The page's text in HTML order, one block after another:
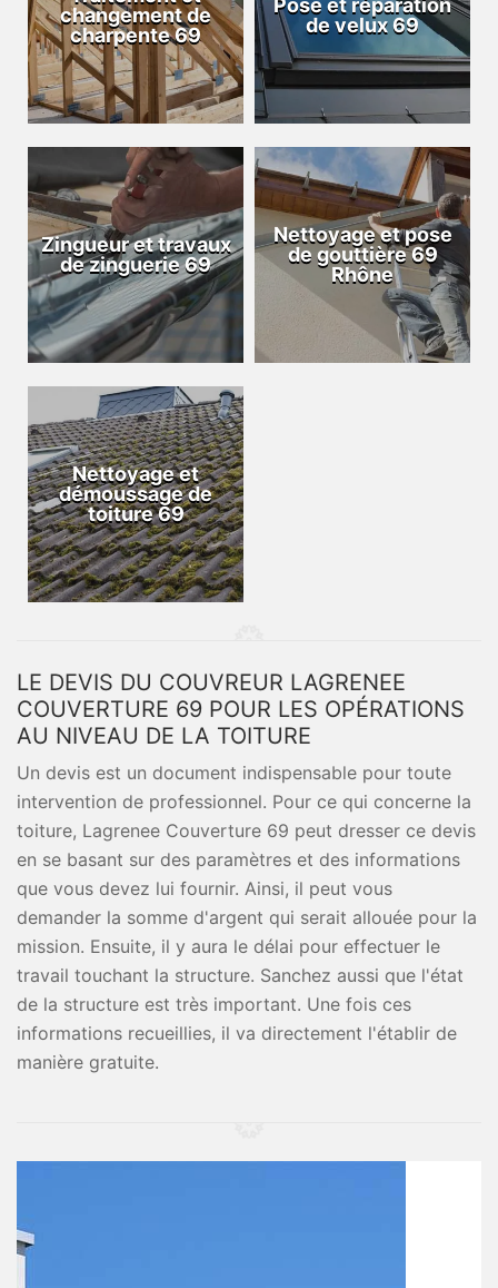
changement de
charpente 69
Pose et réparation
de velux 69
Zingueur et travaux
de zinguerie 69
Nettoyage et pose
de gouttière 69
Rhône
Nettoyage et
démoussage de
toiture 69
LE DEVIS DU COUVREUR LAGRENEE
COUVERTURE 69 POUR LES OPÉRATIONS
AU NIVEAU DE LA TOITURE
Un devis est un document indispensable pour toute
intervention de professionnel. Pour ce qui concerne la
toiture, Lagrenee Couverture 69 peut dresser ce devis
en se basant sur des paramètres et des informations
que vous devez lui fournir. Ainsi, il peut vous
demander la somme d'argent qui serait allouée pour la
mission. Ensuite, il y aura le délai pour effectuer le
travail touchant la structure. Sanchez aussi que l'état
de la structure est très important. Une fois ces
informations recueillies, il va directement l'établir de
manière gratuite.